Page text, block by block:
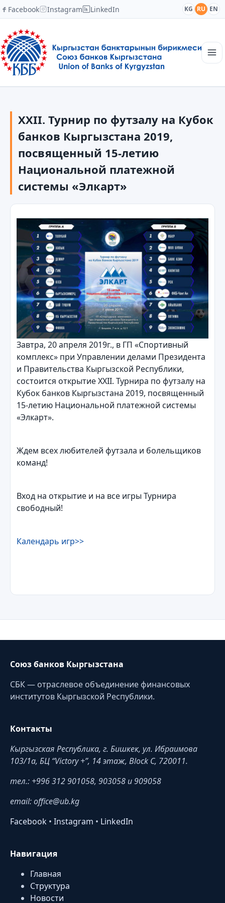
Facebook Instagram LinkedIn KG RU EN
Новости
Академия
Члены и партнеры
Сотрудничество
Контакты
XXII. Турнир по футзалу на Кубок
банков Кыргызстана 2019,
посвященный 15-летию
Национальной платежной
системы «Элкарт»
Завтра, 20 апреля 2019г., в ГП «Спортивный
комплекс» при Управлении делами Президента
и Правительства Кыргызской Республики,
состоится открытие XXII. Турнира по футзалу на
Кубок банков Кыргызстана 2019, посвященный
15-летию Национальной платежной системы
«Элкарт».
Ждем всех любителей футзала и болельщиков
команд!
Вход на открытие и на все игры Турнира
свободный!
Календарь игр>>
Союз банков Кыргызстана
СБК — отраслевое объединение финансовых
институтов Кыргызской Республики.
Контакты
Кыргызская Республика, г. Бишкек, ул. Ибраимова
103/1a, БЦ “Victory +”, 14 этаж, Block C, 720011.
тел.: +996 312 901058, 903058 и 909058
email: office@ub.kg
Facebook • Instagram • LinkedIn
Навигация
Главная
Структура
Новости